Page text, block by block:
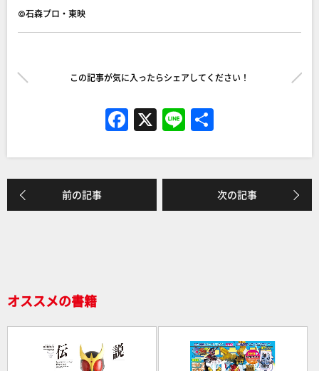
©石森プロ・東映
この記事が気に入ったらシェアしてください！
F
c
e
b
X Li
e
前の記事 次の記事
オススメの書籍